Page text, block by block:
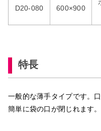
D20-080 600×900
特長
一般的な薄手タイプです。
簡単に袋の口が閉じれます。